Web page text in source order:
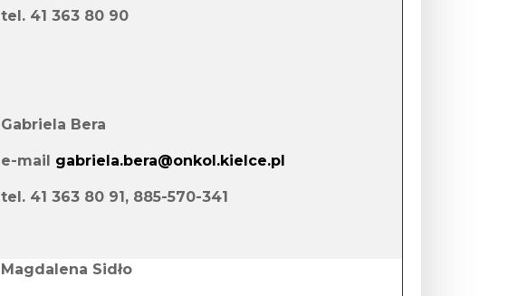
tel. 41 363 80 90
Gabriela Bera
e-mail gabriela.bera@onkol.kielce.pl
tel. 41 363 80 91, 885-570-341
Magdalena Sidło